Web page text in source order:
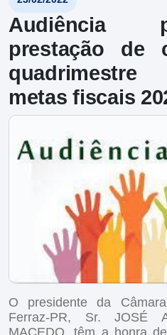
Audiência
prestação de
metas fiscais
O presidente da
Ferraz-PR, Sr. JOSÉ